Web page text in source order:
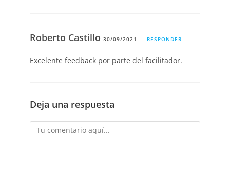
Roberto Castillo30/09/2021 RESPONDER
Excelente feedback por parte del facilitador.
Deja una respuesta